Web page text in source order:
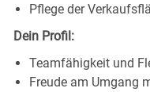
Pflege der
Dein Profil:
Teamfähigkeit und
Freude am Umgang